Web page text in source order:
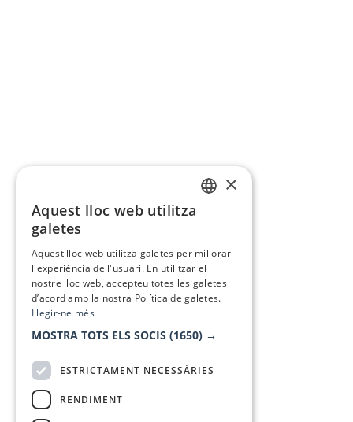
×
Aquest lloc web utilitza
galetes
Aquest lloc web utilitza galetes per millorar
l'experiència de l'usuari. En utilitzar el
nostre lloc web, accepteu totes les galetes
d’acord amb la nostra Política de galetes.
Llegir-ne més
MOSTRA TOTS ELS SOCIS (1650) →
ESTRICTAMENT NECESSÀRIES
RENDIMENT